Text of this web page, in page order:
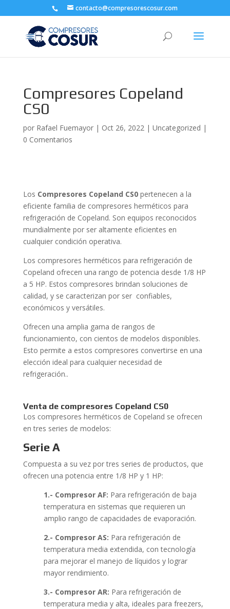
contacto@compresorescosur.com
Compresores Copeland
CS0
por Rafael Fuemayor| Oct 26, 2022| Uncategorized |
0 Comentarios
Los Compresores Copeland CS0 pertenecen a la
eficiente familia de compresores herméticos para
refrigeración de Copeland. Son equipos reconocidos
mundialmente por ser altamente eficientes en
cualquier condición operativa.
Los compresores herméticos para refrigeración de
Copeland ofrecen una rango de potencia desde 1/8 HP
a 5 HP. Estos compresores brindan soluciones de
calidad, y se caracterizan por ser confiables,
económicos y versátiles.
Ofrecen una amplia gama de rangos de
funcionamiento, con cientos de modelos disponibles.
Esto permite a estos compresores convertirse en una
elección ideal para cualquier necesidad de
refrigeración..
Ventade compresores Copeland CS0
Los compresores herméticos de Copeland se ofrecen
en tres series de modelos:
Serie A
Compuesta a su vez por tres series de productos, que
ofrecen una potencia entre 1/8 HP y 1 HP:
1.- Compresor AF: Para refrigeración de baja
temperatura en sistemas que requieren un
amplio rango de capacidades de evaporación.
2.- Compresor AS: Para refrigeración de
temperatura media extendida, con tecnología
para mejorar el manejo de líquidos y lograr
mayor rendimiento.
3.- Compresor AR: Para refrigeración de
temperatura media y alta, ideales para freezers,